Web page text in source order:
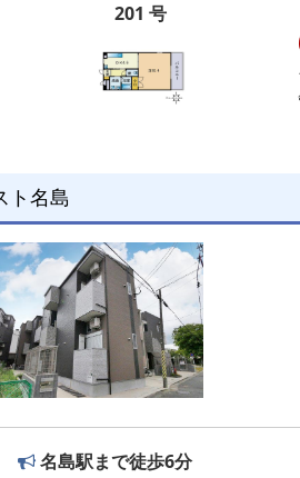
201 号
ト名島
名島駅まで徒歩6分